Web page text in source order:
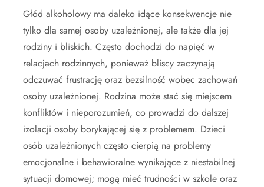
Głód alkoholowy ma daleko idące konsekwencje nie
tylko dla samej osoby uzależnionej, ale także dla jej
rodziny i bliskich. Często dochodzi do napięć w
relacjach rodzinnych, ponieważ bliscy zaczynają
odczuwać frustrację oraz bezsilność wobec zachowań
osoby uzależnionej. Rodzina może stać się miejscem
konfliktów i nieporozumień, co prowadzi do dalszej
izolacji osoby borykającej się z problemem. Dzieci
osób uzależnionych często cierpią na problemy
emocjonalne i behawioralne wynikające z niestabilnej
sytuacji domowej; mogą mieć trudności w szkole oraz